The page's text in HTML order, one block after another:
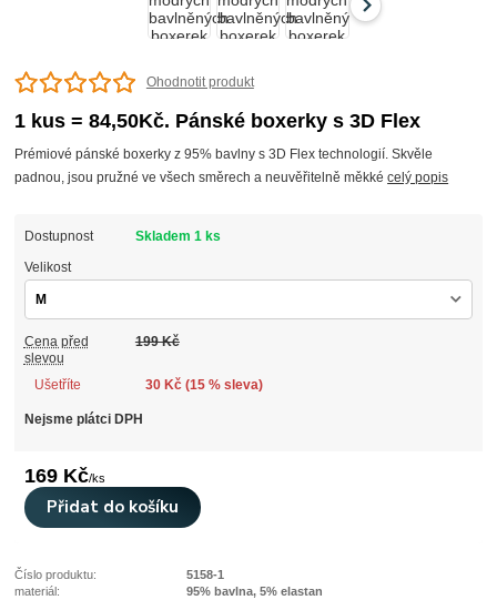
Ohodnotit produkt
1 kus = 84,50Kč. Pánské boxerky s 3D Flex
Prémiové pánské boxerky z 95% bavlny s 3D Flex technologií. Skvěle
padnou, jsou pružné ve všech směrech a neuvěřitelně měkkécelý popis
Dostupnost Skladem 1 ks
Velikost
Cena před
slevou
199 Kč
Ušetříte 30 Kč (15% sleva)
Nejsme plátci DPH
169 Kč/ks
Přidat do košíku
Číslo produktu:
5158-1
materiál:
95% bavlna, 5% elastan